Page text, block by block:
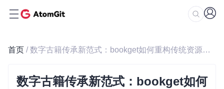
首页 / 数字古籍传承新范式：bookget如何重构传统资源获取流程
数字古籍传承新范式：bookget如何